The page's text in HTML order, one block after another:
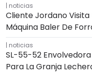
noticias
Cliente Jordano Visita
Máquina Baler De
noticias
SL-55-52
Para La Granja